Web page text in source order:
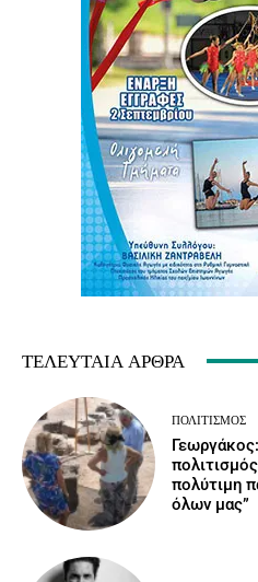
ΤΕΛΕΥΤΑΊΑ ΆΡΘΡΑ
ΠΟΛΙΤΙΣΜΌΣ
πολύτιμη
όλων μας”